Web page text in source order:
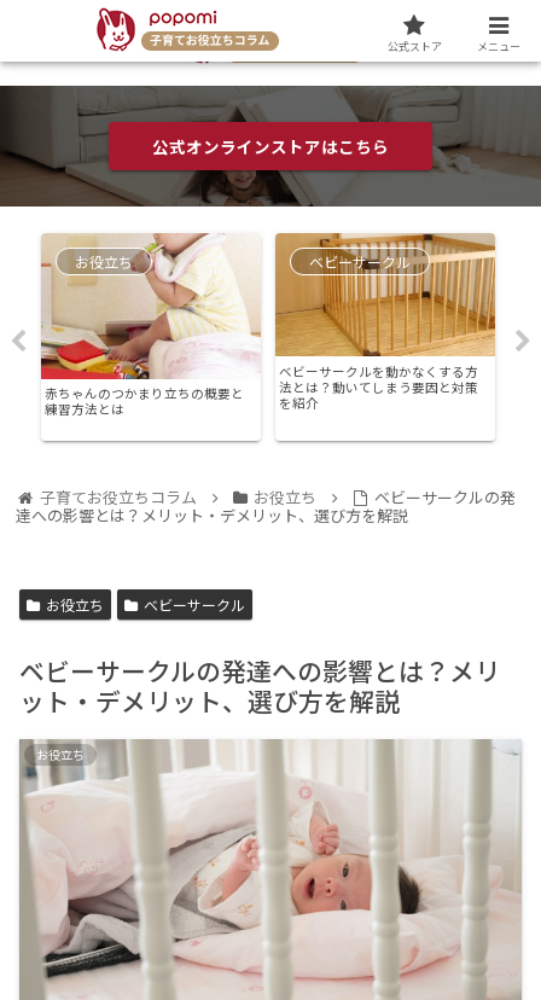
公式オンラインストアはこちら
お役立ち
赤ちゃんのつかまり立ちの概要と
練習方法とは
ベビーサークル
ベビーサークルを動かなくする方
法とは？動いてしまう要因と対策
を紹介
子育てお役立ちコラム お役立ち ベビーサークルの発
達への影響とは？メリット・デメリット、選び方を解説
お役立ち ベビーサークル
ベビーサークルの発達への影響とは？メリ
ット・デメリット、選び方を解説
お役立ち
公式ストア メニュー